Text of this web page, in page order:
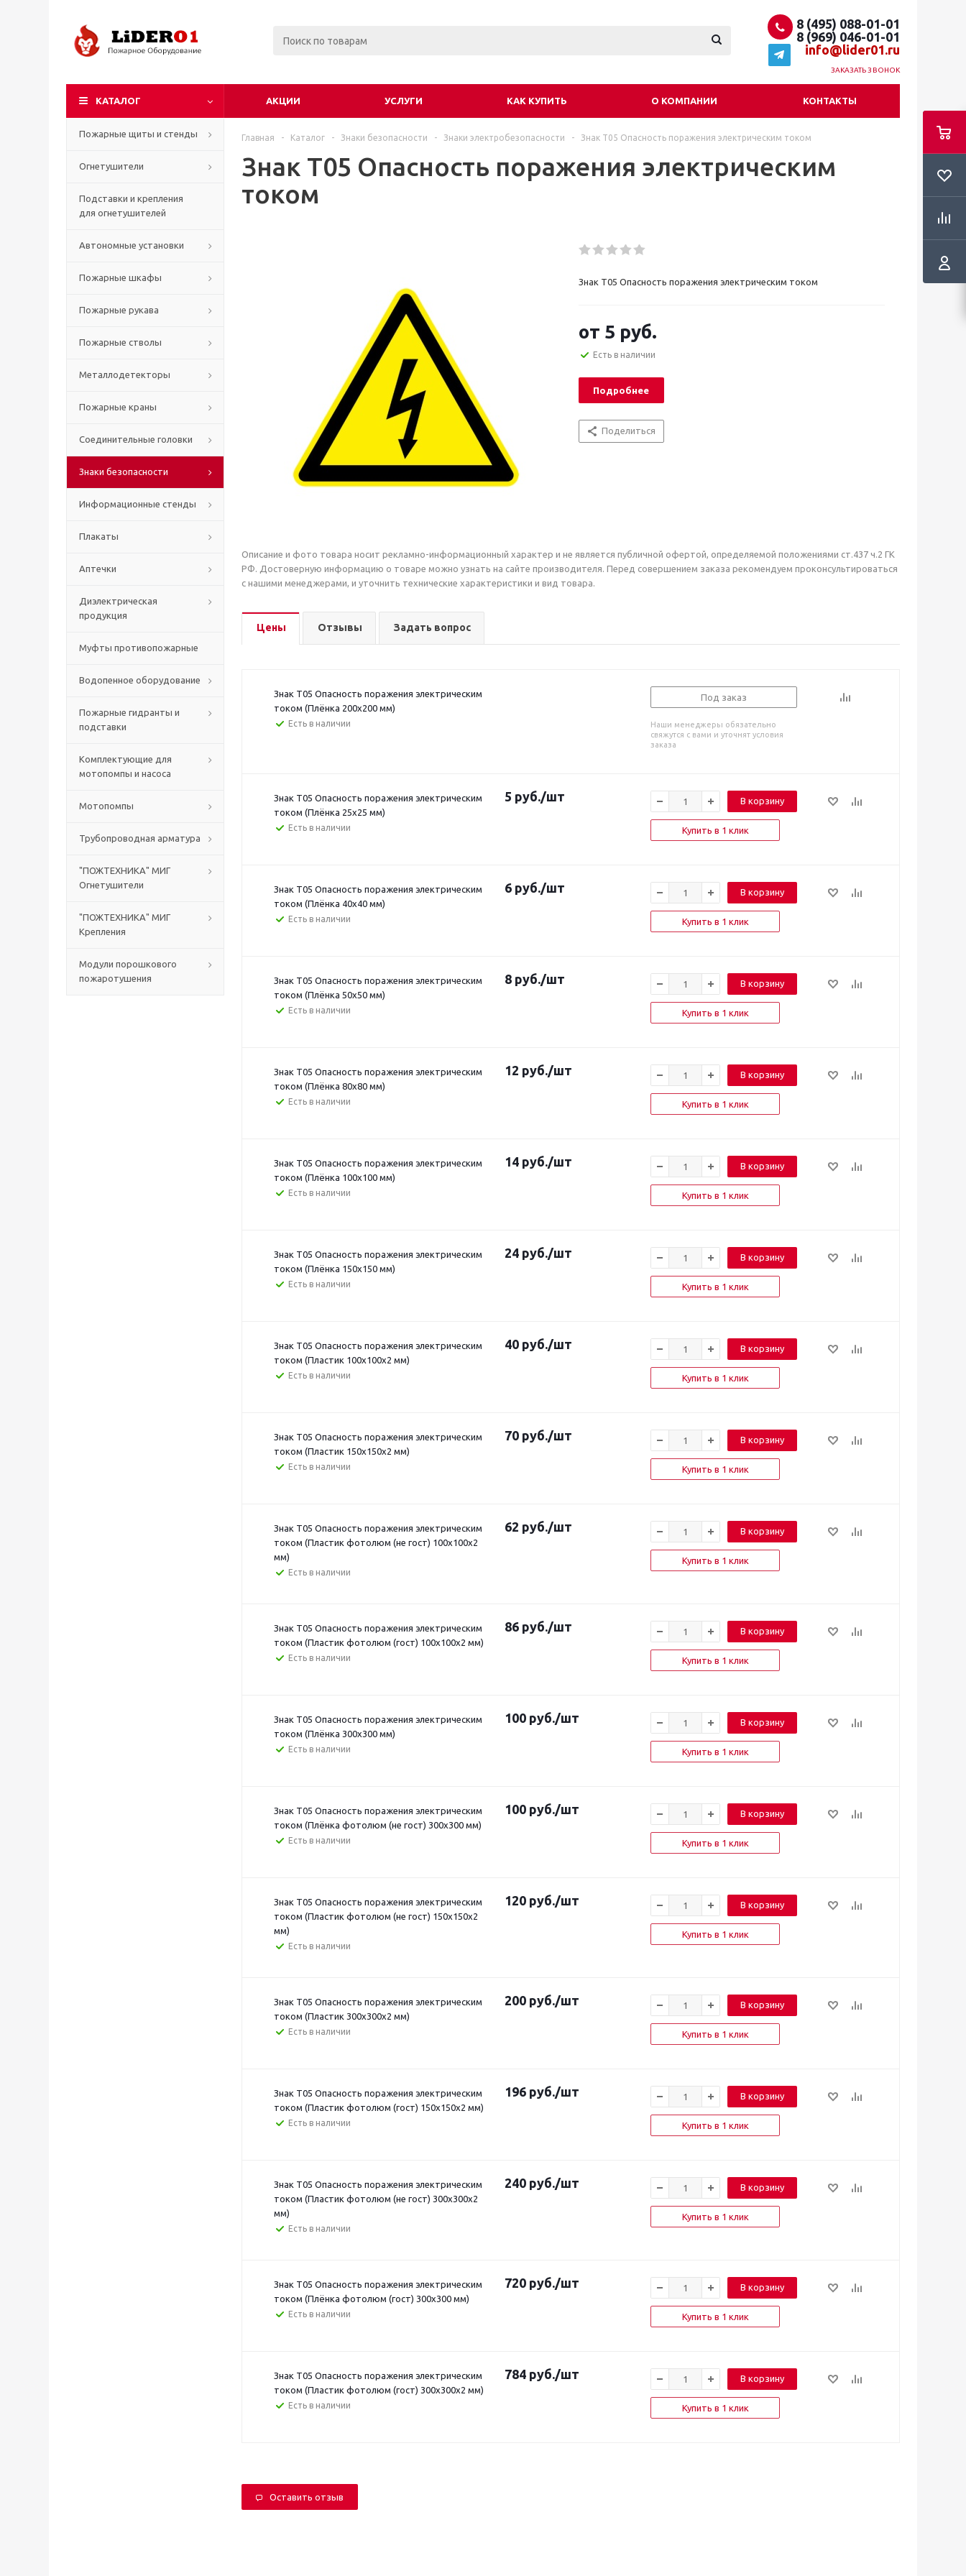
8 (495) 088-01-01
8 (969) 046-01-01
info@lider01.ru
ЗАКАЗАТЬ ЗВОНОК
КАТАЛОГ АКЦИИ УСЛУГИ КАК КУПИТЬ О КОМПАНИИ КОНТАКТЫ
Пожарные щиты и стенды
Огнетушители
Подставки и крепления
для огнетушителей
Автономные установки
Пожарные шкафы
Пожарные рукава
Пожарные стволы
Металлодетекторы
Пожарные краны
Соединительные головки
Знаки безопасности
Информационные стенды
Плакаты
Аптечки
Диэлектрическая
продукция
Муфты противопожарные
Водопенное оборудование
Пожарные гидранты и
подставки
Комплектующие для
мотопомпы и насоса
Мотопомпы
Трубопроводная арматура
"ПОЖТЕХНИКА" МИГ
Огнетушители
"ПОЖТЕХНИКА" МИГ
Крепления
Модули порошкового
пожаротушения
Главная - Каталог - Знаки безопасности - Знаки электробезопасности - Знак T05 Опасность поражения электрическим током
Знак T05 Опасность поражения электрическим
током
Знак T05 Опасность поражения электрическим током
от 5 руб.
Есть в наличии
Подробнее
Поделиться
Описание и фото товара носит рекламно-информационный характер и не является публичной офертой, определяемой положениями ст.437 ч.2 ГК
РФ. Достоверную информацию о товаре можно узнать на сайте производителя. Перед совершением заказа рекомендуем проконсультироваться
с нашими менеджерами, и уточнить технические характеристики и вид товара.
Цены Отзывы Задать вопрос
Знак T05 Опасность поражения электрическим
током (Плёнка 200x200 мм)
Есть в наличии
Под заказ
Наши менеджеры обязательно
свяжутся с вами и уточнят условия
заказа
Знак T05 Опасность поражения электрическим
током (Плёнка 25х25 мм)
Есть в наличии
5 руб./шт В корзину
Купить в 1 клик
Знак T05 Опасность поражения электрическим
током (Плёнка 40х40 мм)
Есть в наличии
6руб./шт В корзину
Купить в 1 клик
Знак T05 Опасность поражения электрическим
током (Плёнка 50х50 мм)
Есть в наличии
8руб./шт В корзину
Купить в 1 клик
Знак T05 Опасность поражения электрическим
током (Плёнка 80х80 мм)
Есть в наличии
12 руб./шт В корзину
Купить в 1 клик
Знак T05 Опасность поражения электрическим
током (Плёнка 100x100 мм)
Есть в наличии
14руб./шт В корзину
Купить в 1 клик
Знак T05 Опасность поражения электрическим
током (Плёнка 150x150 мм)
Есть в наличии
24руб./шт В корзину
Купить в 1 клик
Знак T05 Опасность поражения электрическим
током (Пластик 100x100x2 мм)
Есть в наличии
40руб./шт В корзину
Купить в 1 клик
Знак T05 Опасность поражения электрическим
током (Пластик 150x150x2 мм)
Есть в наличии
70руб./шт В корзину
Купить в 1 клик
Знак T05 Опасность поражения электрическим
током (Пластик фотолюм (не гост) 100х100х2
мм)
Есть в наличии
62 руб./шт В корзину
Купить в 1 клик
Знак T05 Опасность поражения электрическим
током (Пластик фотолюм (гост) 100х100х2 мм)
Есть в наличии
86руб./шт В корзину
Купить в 1 клик
Знак T05 Опасность поражения электрическим
током (Плёнка 300х300 мм)
Есть в наличии
100руб./шт В корзину
Купить в 1 клик
Знак T05 Опасность поражения электрическим
током (Плёнка фотолюм (не гост) 300х300 мм)
Есть в наличии
100руб./шт В корзину
Купить в 1 клик
Знак T05 Опасность поражения электрическим
током (Пластик фотолюм (не гост) 150х150х2
мм)
Есть в наличии
120руб./шт В корзину
Купить в 1 клик
Знак T05 Опасность поражения электрическим
током (Пластик 300х300х2 мм)
Есть в наличии
200руб./шт В корзину
Купить в 1 клик
Знак T05 Опасность поражения электрическим
током (Пластик фотолюм (гост) 150х150х2 мм)
Есть в наличии
196руб./шт В корзину
Купить в 1 клик
Знак T05 Опасность поражения электрическим
током (Пластик фотолюм (не гост) 300х300х2
мм)
Есть в наличии
240руб./шт В корзину
Купить в 1 клик
Знак T05 Опасность поражения электрическим
током (Плёнка фотолюм (гост) 300х300 мм)
Есть в наличии
720руб./шт В корзину
Купить в 1 клик
Знак T05 Опасность поражения электрическим
током (Пластик фотолюм (гост) 300х300х2 мм)
Есть в наличии
784руб./шт В корзину
Купить в 1 клик
Оставить отзыв